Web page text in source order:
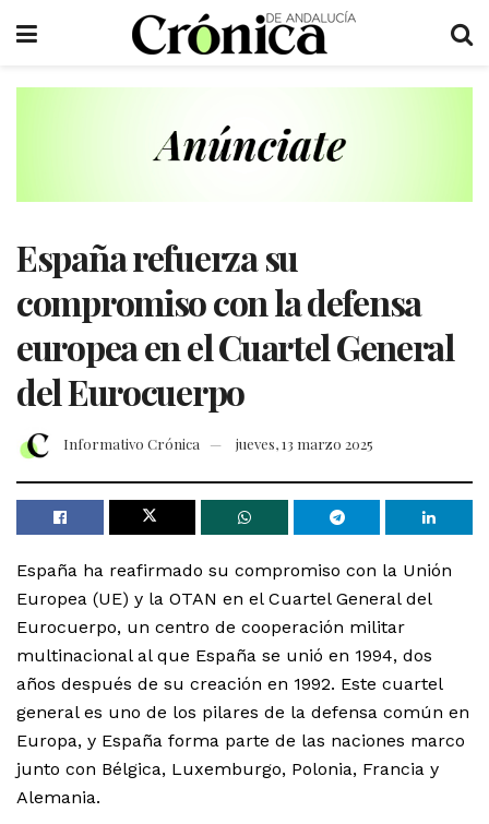
España refuerza su
compromiso con la defensa
europea en el Cuartel General
del Eurocuerpo
Informativo Crónica jueves, 13 marzo 2025
España ha reafirmado su compromiso con la Unión
Europea (UE) y la OTAN en el Cuartel General del
Eurocuerpo, un centro de cooperación militar
multinacional al que España se unió en 1994, dos
años después de su creación en 1992. Este cuartel
general es uno de los pilares de la defensa común en
Europa, y España forma parte de las naciones marco
junto con Bélgica, Luxemburgo, Polonia, Francia y
Alemania.